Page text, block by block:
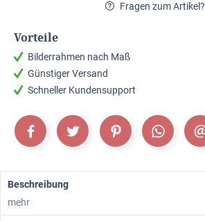
Fragen zum Artikel?
Vorteile
Bilderrahmen nach Maß
Günstiger Versand
Schneller Kundensupport
Beschreibung
mehr